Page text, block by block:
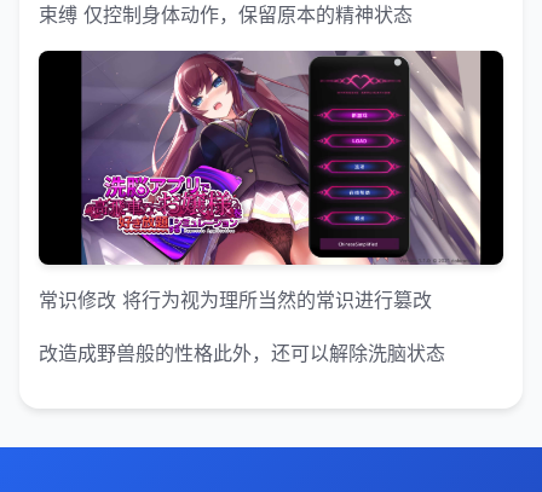
束缚 仅控制身体动作，保留原本的精神状态
常识修改 将行为视为理所当然的常识进行篡改
改造成野兽般的性格此外，还可以解除洗脑状态